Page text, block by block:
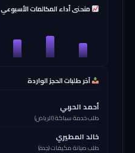
منحنى أداء المكالمات الأسبوعي
آخر طلبات الحجز الواردة
أحمد الحربي
طلب خدمة سباكة (الرياض)
خالد المطيري
طلب صيانة مكيفات (جدة)